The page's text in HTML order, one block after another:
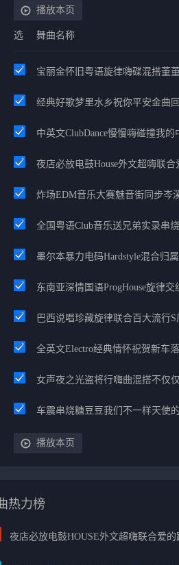
播放本页
选 舞曲名称
宝丽金怀旧粤语旋律嗨碟混搭董
墨尔本暴力电码Hardstyle混合归
女声夜之光盗将行嗨曲混搭不仅
播放本页
热力榜